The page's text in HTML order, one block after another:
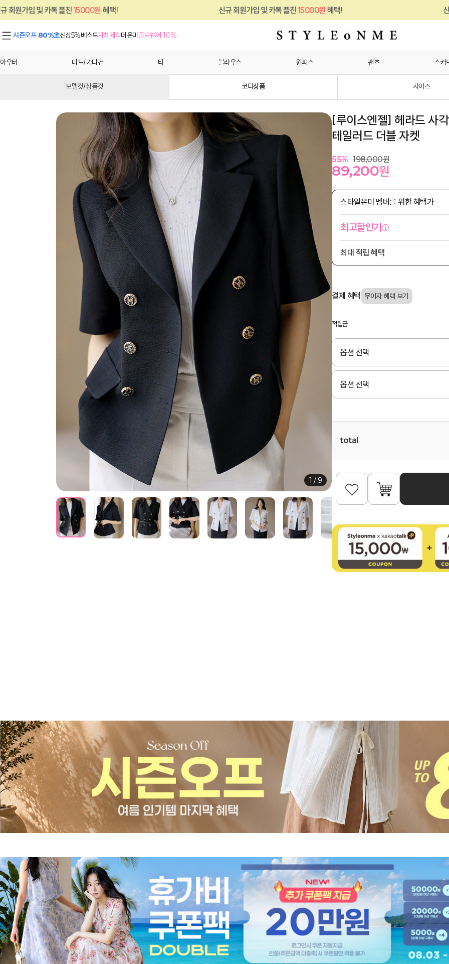
친15000원혜택! 신규 회원가입 및 카톡 플친15000원혜택! 신규 회원가입 및 카톡
시즌오프 80%⛱신상5%베스트자체제작더온미골프웨어 10%
아우터 니트/가디건 티 블라우스 원피스 팬츠 스커
모델컷/상품컷 코디상품 사이즈
1 / 9
[루이스엔젤] 헤라드 사
테일러드 더블 자켓
55% 198,000원
89,200원
스타일온미 멤버를 위한 혜택가
최고할인가
최대 적립 혜택
결제 혜택
적립금
total